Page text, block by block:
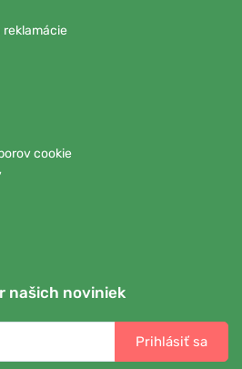
reklamácie
cookie
našich noviniek
Prihlásiť sa